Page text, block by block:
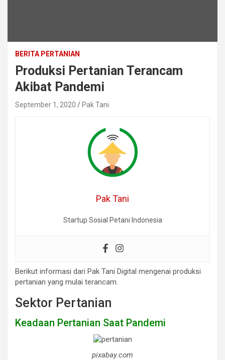
BERITA PERTANIAN
Produksi Pertanian Terancam
Akibat Pandemi
September 1, 2020 Pak Tani
Pak Tani
Startup Sosial Petani Indonesia
Berikut informasi dari Pak Tani Digital mengenai produksi
pertanian yang mulai terancam.
Sektor Pertanian
Keadaan Pertanian Saat Pandemi
pixabay.com